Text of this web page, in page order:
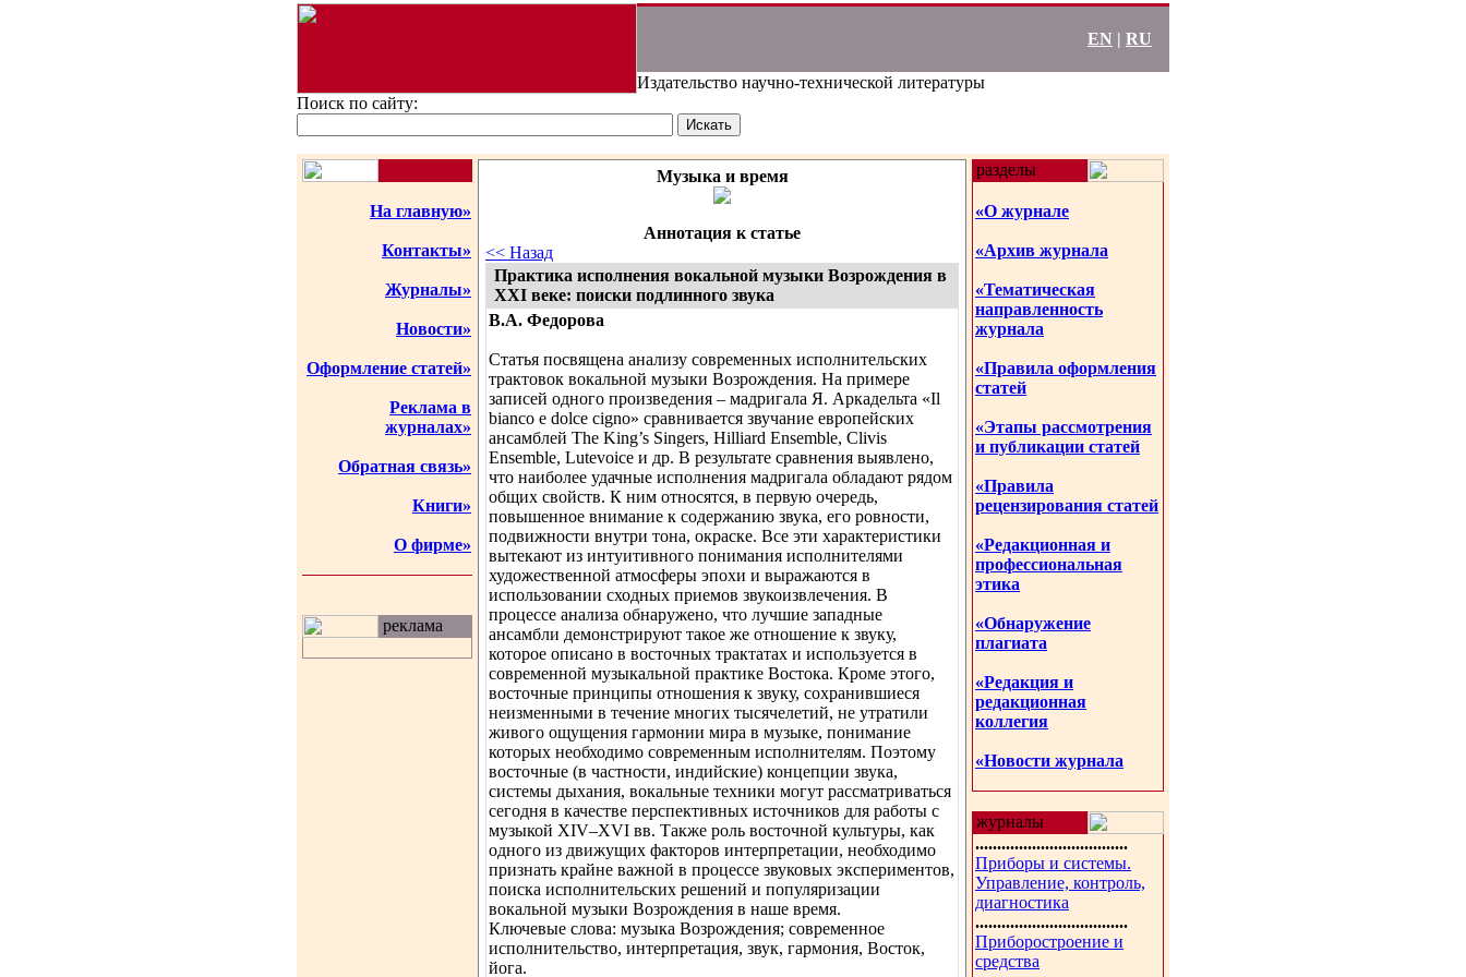
EN | RU
Издательство научно-технической литературы
Поиск по сайту:
На главную»
Контакты»
Журналы»
Новости»
Оформление статей»
Реклама в
журналах»
Обратная связь»
Книги»
О фирме»
реклама
Музыка и время
Аннотация к статье
<< Назад
Практика исполнения вокальной музыки Возрождения в
XXI веке: поиски подлинного звука
В.А. Федорова
Статья посвящена анализу современных исполнительских
трактовок вокальной музыки Возрождения. На примере
записей одного произведения – мадригала Я. Аркадельта «Il
bianco e dolce cigno» сравнивается звучание европейских
ансамблей The King’s Singers, Hilliard Ensemble, Clivis
Ensemble, Lutevoice и др. В результате сравнения выявлено,
что наиболее удачные исполнения мадригала обладают рядом
общих свойств. К ним относятся, в первую очередь,
повышенное внимание к содержанию звука, его ровности,
подвижности внутри тона, окраске. Все эти характеристики
вытекают из интуитивного понимания исполнителями
художественной атмосферы эпохи и выражаются в
использовании сходных приемов звукоизвлечения. В
процессе анализа обнаружено, что лучшие западные
ансамбли демонстрируют такое же отношение к звуку,
которое описано в восточных трактатах и используется в
современной музыкальной практике Востока. Кроме этого,
восточные принципы отношения к звуку, сохранившиеся
неизменными в течение многих тысячелетий, не утратили
живого ощущения гармонии мира в музыке, понимание
которых необходимо современным исполнителям. Поэтому
восточные (в частности, индийские) концепции звука,
системы дыхания, вокальные техники могут рассматриваться
сегодня в качестве перспективных источников для работы с
музыкой XIV–XVI вв. Также роль восточной культуры, как
одного из движущих факторов интерпретации, необходимо
признать крайне важной в процессе звуковых экспериментов,
поиска исполнительских решений и популяризации
вокальной музыки Возрождения в наше время.
Ключевые слова: музыка Возрождения; современное
исполнительство, интерпретация, звук, гармония, Восток,
йога.
разделы
«О журнале
«Архив журнала
«Тематическая
направленность
журнала
«Правила оформления
статей
«Этапы рассмотрения
и публикации статей
«Правила
рецензирования статей
«Редакционная и
профессиональная
этика
«Обнаружение
плагиата
«Редакция и
редакционная
коллегия
«Новости журнала
журналы
...................................
Приборы и системы.
Управление, контроль,
диагностика
...................................
Приборостроение и
средства